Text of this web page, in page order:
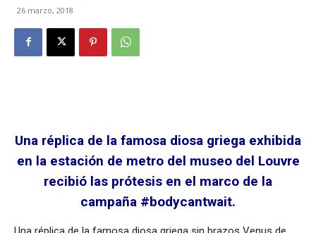
26 marzo, 2018
Una réplica de la famosa diosa griega exhibida
en la estación de metro del museo del Louvre
recibió las prótesis en el marco de la
campaña #bodycantwait.